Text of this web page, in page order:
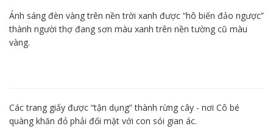
Ánh sáng đèn vàng trên nền trời xanh được “hô biến đảo ngược”
thành người thợ đang sơn màu xanh trên nền tường cũ màu
vàng.
Các trang giấy được “tận dụng” thành rừng cây - nơi Cô bé
quàng khăn đỏ phải đối mặt với con sói gian ác.